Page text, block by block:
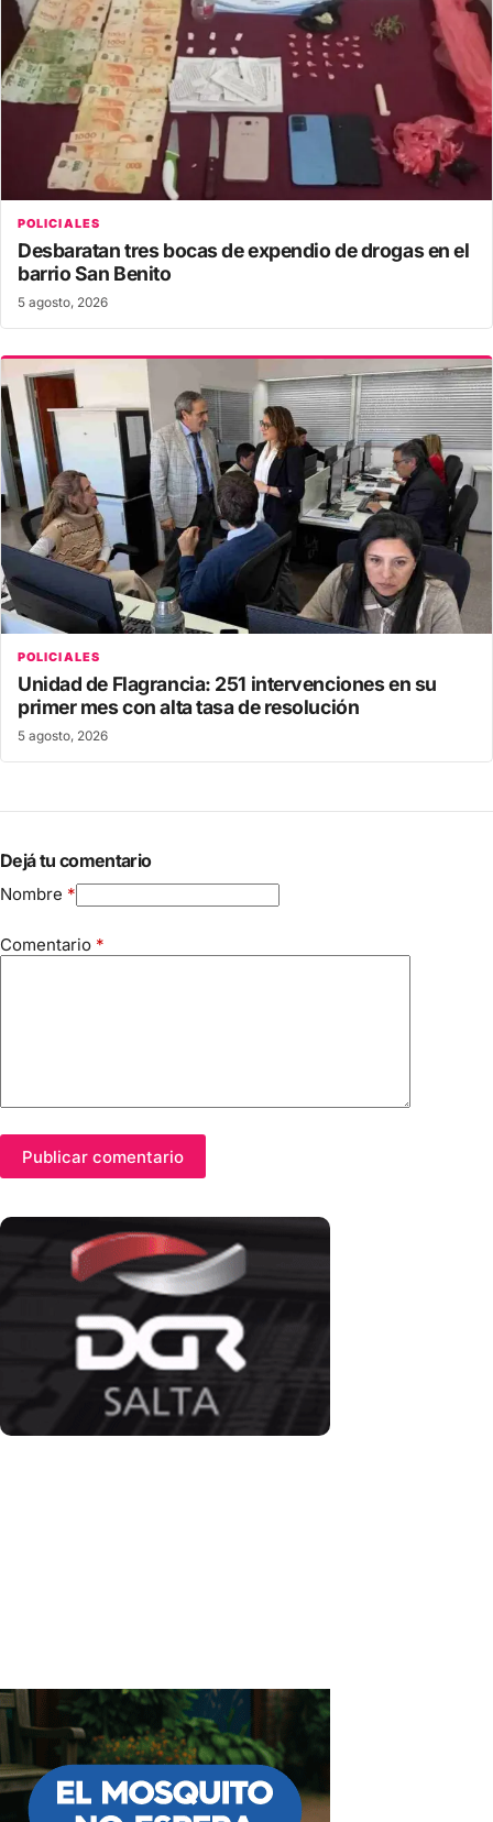
POLICIALES
Desbaratan tres bocas de expendio de drogas en el
barrio San Benito
5 agosto, 2026
POLICIALES
Unidad de Flagrancia: 251 intervenciones en su
primer mes con alta tasa de resolución
5 agosto, 2026
Dejá tu comentario
Nombre *
Comentario *
Publicar comentario